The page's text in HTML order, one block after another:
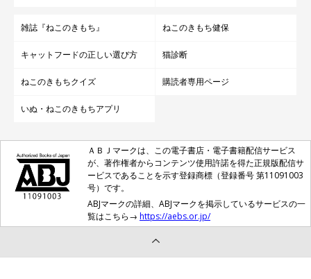
@kanichan0630
暴れん坊だけど優しくて、ツンデレなところが魅力のカニちゃ
ん。これからどんなおとなの猫へと成長していくのか、楽しみで
すね！
写真提供・取材協力／@kanichan0630さん／X（旧Twitter）
雑誌『ねこのきもち』 ねこのきもち健保
キャットフードの正しい選び方 猫診断
ねこのきもちクイズ 購読者専用ページ
いぬ・ねこのきもちアプリ
ＡＢＪマークは、この電子書店・電子書籍配信サービス
が、著作権者からコンテンツ使用許諾を得た正規版配信サ
ービスであることを示す登録商標（登録番号 第11091003
号）です。
ABJマークの詳細、ABJマークを掲示しているサービスの一
覧はこちら→ https://aebs.or.jp/